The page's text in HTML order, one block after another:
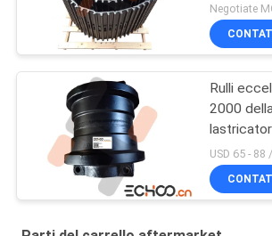
Negotiate
Rulli
2000
Pavare
USD 65 - 88